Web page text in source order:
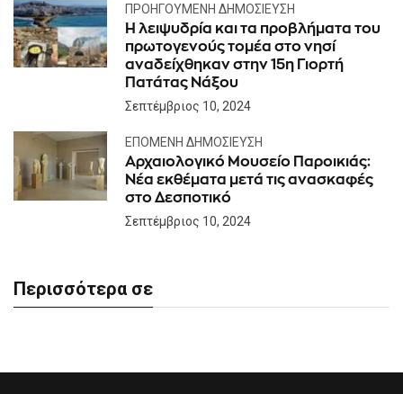
ΠΡΟΗΓΟΎΜΕΝΗ ΔΗΜΟΣΊΕΥΣΗ
Η λειψυδρία και τα προβλήματα του
πρωτογενούς τομέα στο νησί
αναδείχθηκαν στην 15η Γιορτή
Πατάτας Νάξου
Σεπτέμβριος 10, 2024
ΕΠΌΜΕΝΗ ΔΗΜΟΣΊΕΥΣΗ
Αρχαιολογικό Μουσείο Παροικιάς:
Νέα εκθέματα μετά τις ανασκαφές
στο Δεσποτικό
Σεπτέμβριος 10, 2024
Περισσότερα σε